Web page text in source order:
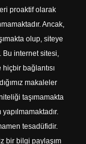
proaktif olarak
Ancak,
olup, siteye
Bu internet sitesi,
bağlantısı
makaleler
taşımamakta
tesadüfidir.
bir bilgi paylaşım